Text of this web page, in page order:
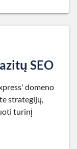
SEO
domeno
strategijų,
turinį